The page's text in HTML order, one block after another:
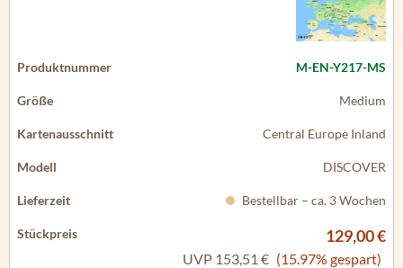
M-EN-Y217-MS
Medium
Central Europe Inland
DISCOVER
Bestellbar – ca. 3 Wochen
129,00 €
UVP 153,51 € (15.97% gespart)